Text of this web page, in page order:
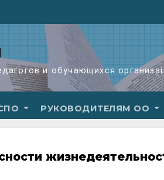
и обучающихся
РУКОВОДИТЕЛЯМ ОО